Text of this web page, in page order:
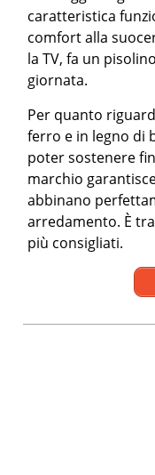
caratteristica
comfort alla
la TV, fa un
giornata.
Per quanto
ferro e in legno di
poter sostenere
marchio
abbinano
arredamento. È
più consigliati.